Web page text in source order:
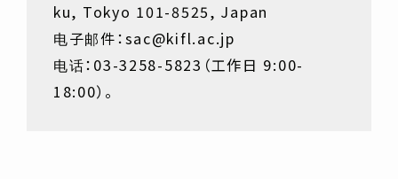
ku, Tokyo 101-8525, Japan
电子邮件：sac@kifl.ac.jp
电话：03-3258-5823（工作日 9:00-
18:00）。